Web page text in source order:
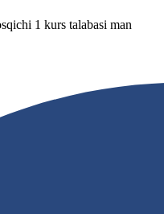
1 kurs talabasi man